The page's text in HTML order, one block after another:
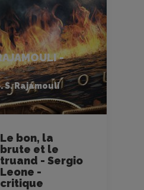
-
S. Rajamouli
Le bon, la
brute et le
truand - Sergio
Leone -
critique